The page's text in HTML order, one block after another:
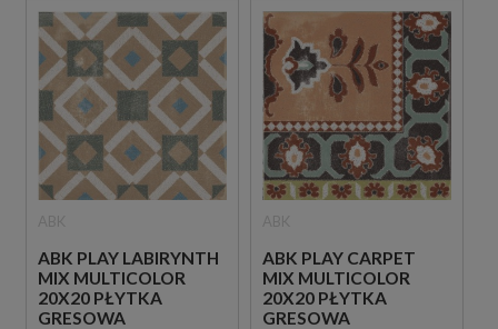
ABK PLAY LABIRYNTH
MIX MULTICOLOR
20X20 PŁYTKA
GRESOWA
ABK PLAY CARPET
MIX MULTICOLOR
20X20 PŁYTKA
GRESOWA